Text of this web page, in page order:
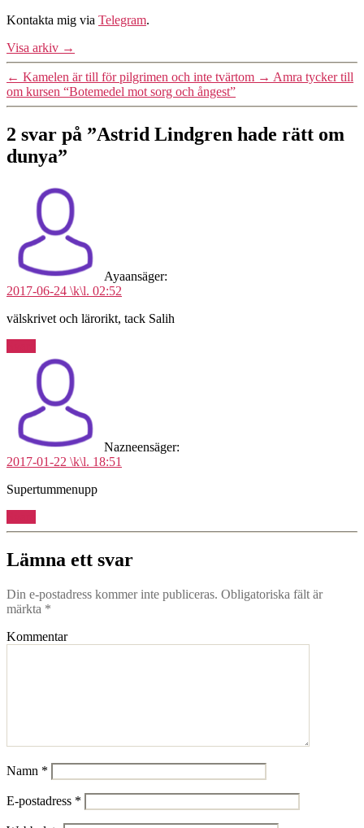
Kontakta mig via Telegram.
Visa arkiv →
← Kamelen är till för pilgrimen och inte tvärtom → Amra tycker till
om kursen “Botemedel mot sorg och ångest”
2 svar på ”Astrid Lindgren hade rätt om
dunya”
Ayaansäger:
2017-06-24 \k\l. 02:52
välskrivet och lärorikt, tack Salih
Nazneensäger:
2017-01-22 \k\l. 18:51
Supertummenupp
Lämna ett svar
Din e-postadress kommer inte publiceras. Obligatoriska fält är
märkta *
Kommentar
Namn *
E-postadress *